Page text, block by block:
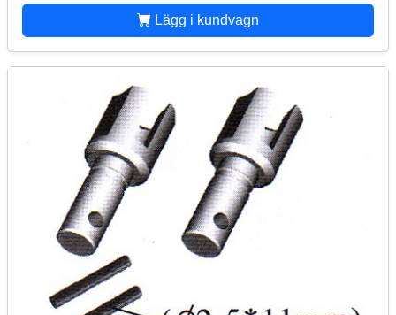
Lägg i kundvagn